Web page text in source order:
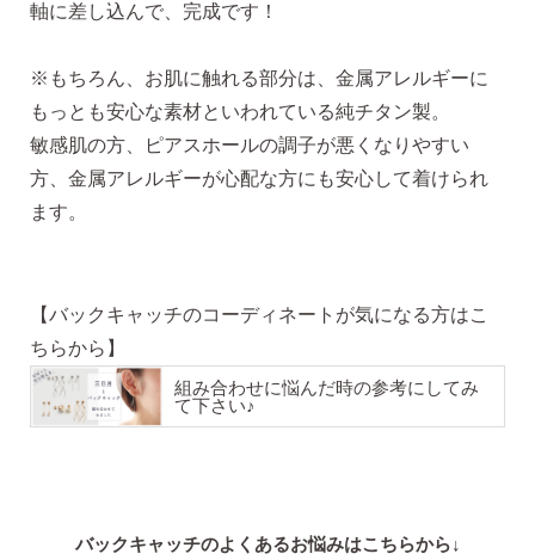
色で選ぶ
価格で選ぶ
商品レビューを見る
軸に差し込んで、完成です！
※もちろん、お肌に触れる部分は、金属アレルギーに
もっとも安心な素材といわれている純チタン製。
敏感肌の方、ピアスホールの調子が悪くなりやすい
方、金属アレルギーが心配な方にも安心して着けられ
ます。
【バックキャッチのコーディネートが気になる方はこ
ちらから】
組み合わせに悩んだ時の参考にしてみ
て下さい♪
バックキャッチのよくあるお悩みはこちらから↓